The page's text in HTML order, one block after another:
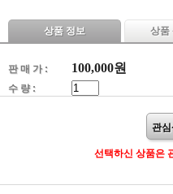
상품 정보 상품
판 매 가 : 100,000원
수 량 :
관심
선택하신 상품은